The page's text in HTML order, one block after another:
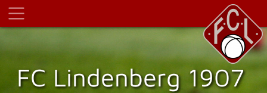
FC Lindenberg 1907